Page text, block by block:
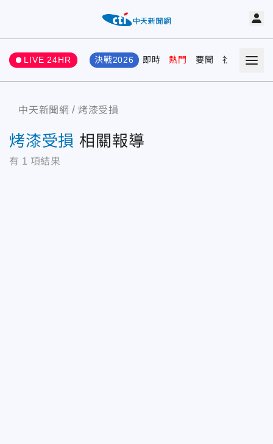
LIVE 24HR 決戰2026 即時 熱門 要聞 社會 娛樂
中天新聞網 烤漆受損
烤漆受損 相關報導
有 1 項結果